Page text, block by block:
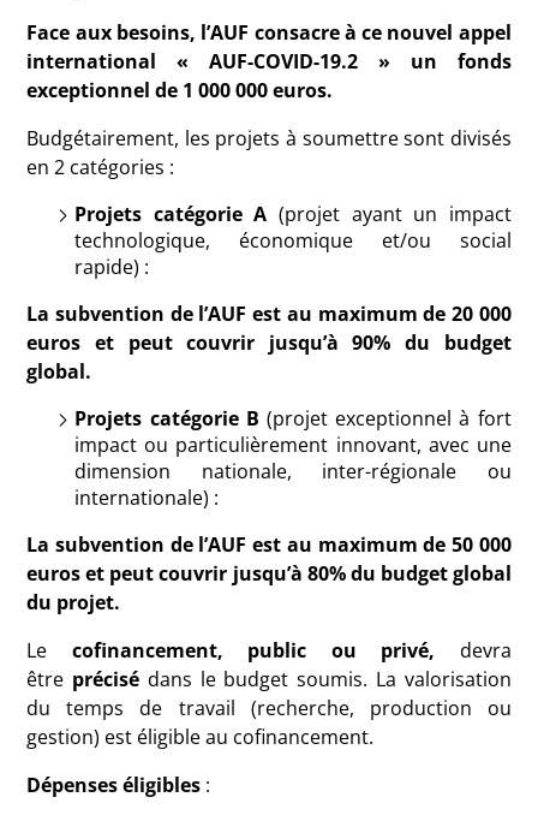
Face aux besoins, l’AUF consacre à ce nouvel appel
international « AUF-COVID-19.2 » un fonds
exceptionnel de 1 000 000 euros.
Budgétairement, les projets à soumettre sont divisés
en 2 catégories :
Projets catégorie A (projet ayant un impact
technologique, économique et/ou social
rapide) :
La subvention de l’AUF est au maximum de 20 000
euros et peut couvrir jusqu’à 90% du budget
global.
Projets catégorie B (projet exceptionnel à fort
impact ou particulièrement innovant, avec une
dimension nationale, inter-régionale ou
internationale) :
La subvention de l’AUF est au maximum de 50 000
euros et peut couvrir jusqu’à 80% du budget global
du projet.
Le
cofinancement, public ou privé,
devra
être précisé dans le budget soumis. La valorisation
du temps de travail (recherche, production ou
gestion) est éligible au cofinancement.
Dépenses éligibles :